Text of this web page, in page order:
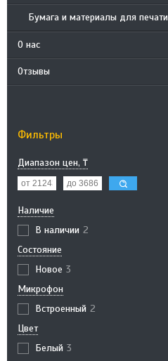
Бумага и материалы для печати
О нас
Отзывы
Фильтры
Диапазон цен, ₸
Наличие
В наличии 2
Состояние
Новое 3
Микрофон
Встроенный 2
Цвет
Белый 3